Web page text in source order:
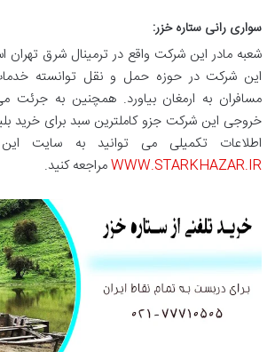
سواری رانی ستاره خزر:
شعبه مادر این شرکت واقع در ترمینال شرق تهران
این شرکت در حوزه حمل و نقل توانسته
مسافران به ارمغان بیاورد. همچنین به
خروجی این شرکت جزو کاملترین سبد برای خرید
اطلاعات تکمیلی می توانید به سایت
WWW.STARKHAZAR.IRمراجعه کنید.